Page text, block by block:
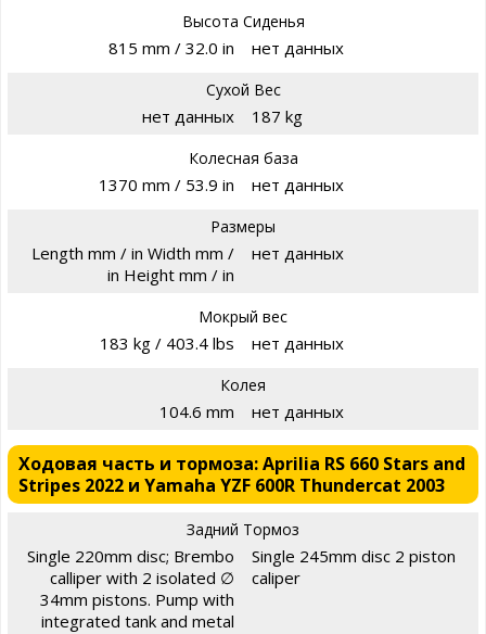
Высота Сиденья
815 mm / 32.0 in нет данных
Сухой Вес
нет данных 187 kg
Колесная база
1370 mm / 53.9 in нет данных
Размеры
Length mm / in Width mm /
in Height mm / in
нет данных
Мокрый вес
183 kg / 403.4 lbs нет данных
Колея
104.6 mm нет данных
Ходовая часть и тормоза: Aprilia RS 660 Stars and
Stripes 2022 и Yamaha YZF 600R Thundercat 2003
Задний Тормоз
Single 220mm disc; Brembo
calliper with 2 isolated ∅
34mm pistons. Pump with
integrated tank and metal
Single 245mm disc 2 piston
caliper